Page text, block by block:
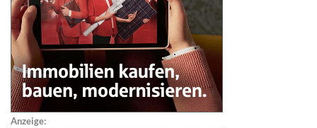
Anzeige: